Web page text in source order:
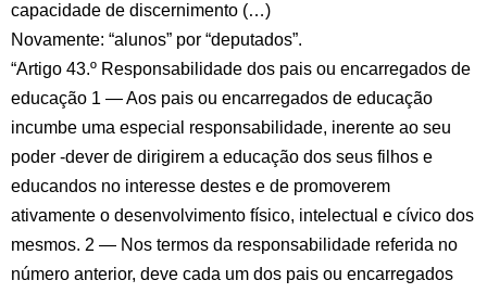
capacidade de discernimento (…)
Novamente: “alunos” por “deputados”.
“Artigo 43.º Responsabilidade dos pais ou encarregados de
educação 1 — Aos pais ou encarregados de educação
incumbe uma especial responsabilidade, inerente ao seu
poder -dever de dirigirem a educação dos seus filhos e
educandos no interesse destes e de promoverem
ativamente o desenvolvimento físico, intelectual e cívico dos
mesmos. 2 — Nos termos da responsabilidade referida no
número anterior, deve cada um dos pais ou encarregados